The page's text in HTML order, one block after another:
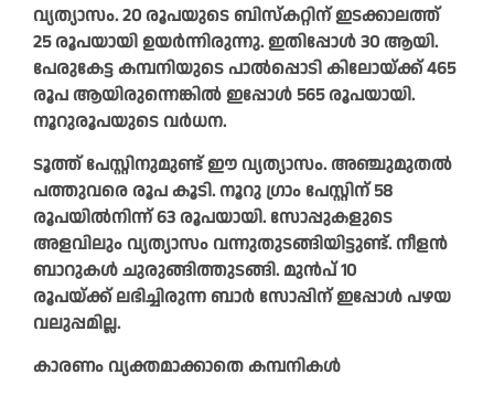
വ്യത്യാസം. 20 രൂപയുടെ ബിസ്കറ്റിന് ഇടക്കാലത്ത്
25 രൂപയായി ഉയർന്നിരുന്നു. ഇതിപ്പോൾ 30 ആയി.
പേരുകേട്ട കമ്പനിയുടെ പാൽപ്പൊടി കിലോയ്ക്ക് 465
രൂപ ആയിരുന്നെങ്കിൽ ഇപ്പോൾ 565 രൂപയായി.
നൂറുരൂപയുടെ വർധന.
ടൂത്ത് പേസ്റ്റിനുമുണ്ട് ഈ വ്യത്യാസം. അഞ്ചുമുതൽ
പത്തുവരെ രൂപ കൂടി. നൂറു ഗ്രാം പേസ്റ്റിന് 58
രൂപയിൽനിന്ന് 63 രൂപയായി. സോപ്പുകളുടെ
അളവിലും വ്യത്യാസം വന്നുതുടങ്ങിയിട്ടുണ്ട്. നീളൻ
ബാറുകൾ ചുരുങ്ങിത്തുടങ്ങി. മുൻപ് 10
രൂപയ്ക്ക് ലഭിച്ചിരുന്ന ബാർ സോപ്പിന് ഇപ്പോൾ പഴയ
വലുപ്പമില്ല.
കാരണം വ്യക്തമാക്കാതെ കമ്പനികൾ